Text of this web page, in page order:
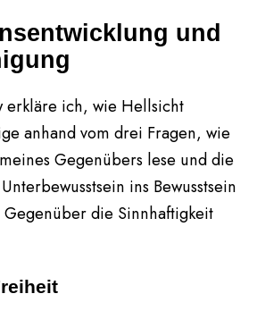
und
erkläre ich, wie Hellsicht
anhand vom drei Fragen, wie
Gegenübers lese und die
ins Bewusstsein
die Sinnhaftigkeit